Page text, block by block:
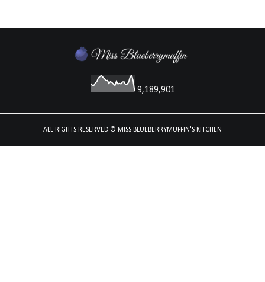
9,189,901
ALL RIGHTS RESERVED © MISS BLUEBERRYMUFFIN'S KITCHEN